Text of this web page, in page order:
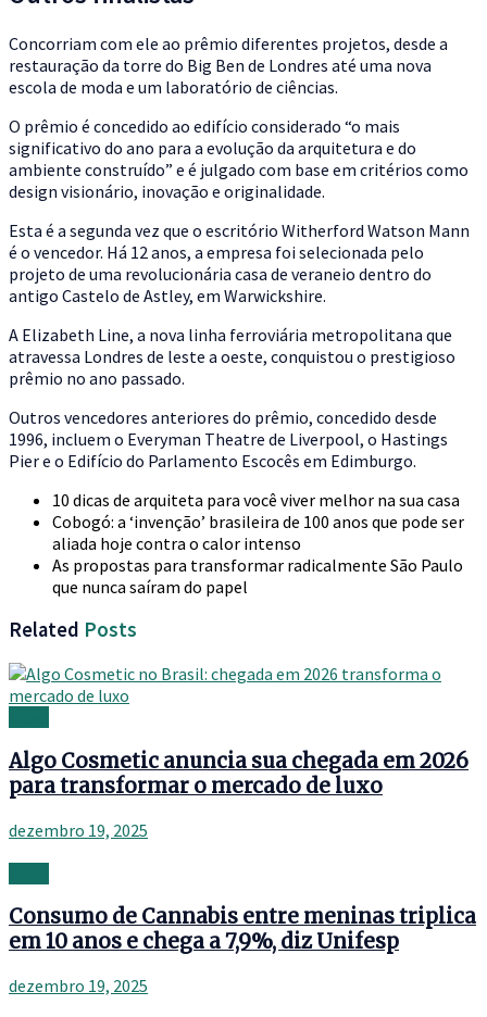
Concorriam com ele ao prêmio diferentes projetos, desde a
restauração da torre do Big Ben de Londres até uma nova
escola de moda e um laboratório de ciências.
O prêmio é concedido ao edifício considerado “o mais
significativo do ano para a evolução da arquitetura e do
ambiente construído” e é julgado com base em critérios como
design visionário, inovação e originalidade.
Esta é a segunda vez que o escritório Witherford Watson Mann
é o vencedor. Há 12 anos, a empresa foi selecionada pelo
projeto de uma revolucionária casa de veraneio dentro do
antigo Castelo de Astley, em Warwickshire.
A Elizabeth Line, a nova linha ferroviária metropolitana que
atravessa Londres de leste a oeste, conquistou o prestigioso
prêmio no ano passado.
Outros vencedores anteriores do prêmio, concedido desde
1996, incluem o Everyman Theatre de Liverpool, o Hastings
Pier e o Edifício do Parlamento Escocês em Edimburgo.
10 dicas de arquiteta para você viver melhor na sua casa
Cobogó: a ‘invenção’ brasileira de 100 anos que pode ser
aliada hoje contra o calor intenso
As propostas para transformar radicalmente São Paulo
que nunca saíram do papel
Related Posts
Algo Cosmetic anuncia sua chegada em 2026
para transformar o mercado de luxo
dezembro 19, 2025
Consumo de Cannabis entre meninas triplica
em 10 anos e chega a 7,9%, diz Unifesp
dezembro 19, 2025